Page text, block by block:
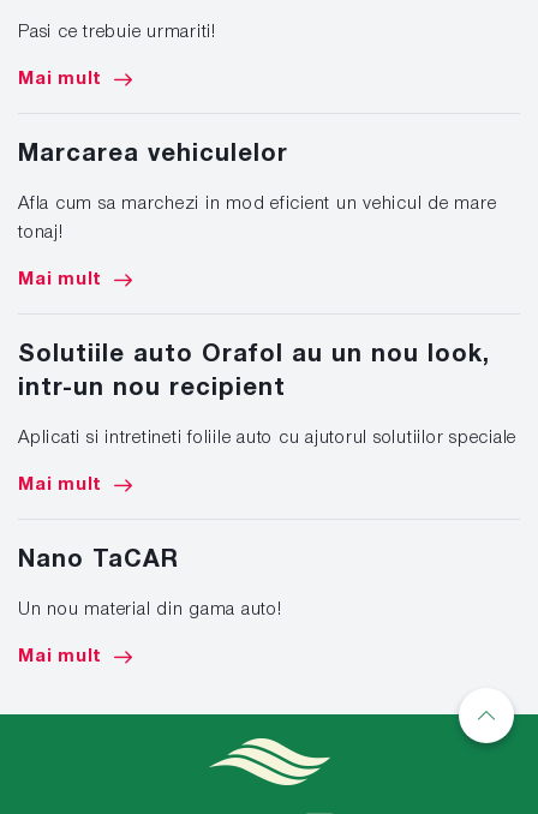
Pasi ce trebuie urmariti!
Mai mult
Marcarea vehiculelor
Afla cum sa marchezi in mod eficient un vehicul de mare
tonaj!
Mai mult
Solutiile auto Orafol au un nou look,
intr-un nou recipient
Aplicati si intretineti foliile auto cu ajutorul solutiilor speciale
Mai mult
Nano TaCAR
Un nou material din gama auto!
Mai mult